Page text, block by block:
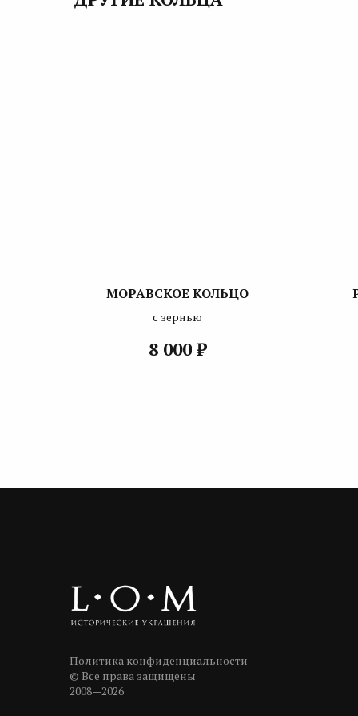
МОРАВСКОЕ КОЛЬЦО
с зернью
8 000 ₽
Политика конфиденциальности
© Все права защищены
2008—2026